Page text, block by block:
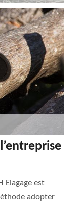
Elagage est
adopter